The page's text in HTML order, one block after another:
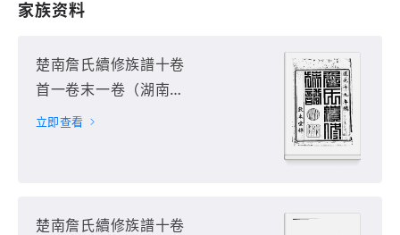
家族资料
楚南詹氏續修族譜十卷
首一卷末一卷（湖南省
常德市）第1册
立即查看
楚南詹氏續修族譜十卷